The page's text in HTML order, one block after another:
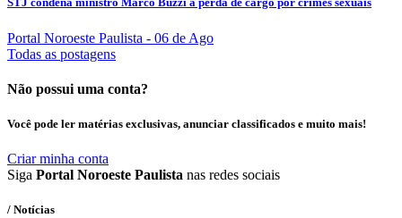
Portal Noroeste Paulista - 06 de Ago
Todas as postagens
Não possui uma conta?
Você pode ler matérias exclusivas, anunciar classificados e muito mais!
Criar minha conta
Siga Portal Noroeste Paulista nas redes sociais
/ Notícias